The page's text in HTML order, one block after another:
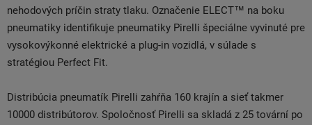
nehodových príčin straty tlaku. Označenie ELECT™ na boku
pneumatiky identifikuje pneumatiky Pirelli špeciálne vyvinuté pre
vysokovýkonné elektrické a plug-in vozidlá, v súlade s
stratégiou Perfect Fit.
Distribúcia pneumatík Pirelli zahŕňa 160 krajín a sieť takmer
10000 distribútorov. Spoločnosť Pirelli sa skladá z 25 tovární po